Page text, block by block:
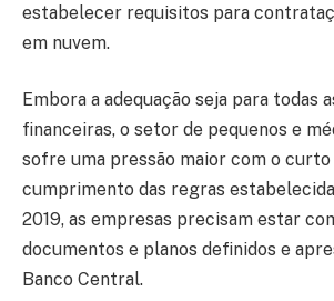
estabelecer requisitos para
em nuvem.
Embora a adequação seja para todas
financeiras, o setor de pequenos e
sofre uma pressão maior com o
cumprimento das regras
2019, as empresas precisam estar
documentos e planos definidos e
Banco Central.